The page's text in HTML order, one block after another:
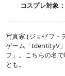
コスプレ対象：
写真家 (ジョゼフ・
ゲーム「IdentityV
フ」。こちらの名
とも。